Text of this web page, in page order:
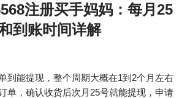
注册买手妈妈：每月25
到账时间详解
到能提现，整个周期大概在1到2个月左右
，确认收货后次月25号就能提现，申请